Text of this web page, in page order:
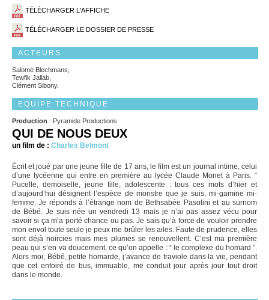
TÉLÉCHARGER L'AFFICHE
TÉLÉCHARGER LE DOSSIER DE PRESSE
ACTEURS
Salomé Blechmans,
Tewfik Jallab,
Clément Sibony.
EQUIPE TECHNIQUE
Production : Pyramide Productions
QUI DE NOUS DEUX
un film de : Charles Belmont
Écrit et joué par une jeune fille de 17 ans, le film est un journal intime, celui
d’une lycéenne qui entre en première au lycée Claude Monet à Paris. “
Pucelle, demoiselle, jeune fille, adolescente : tous ces mots d’hier et
d’aujourd’hui désignent l’espèce de monstre que je suis, mi-gamine mi-
femme. Je réponds à l’étrange nom de Bethsabée Pasolini et au surnom
de Bébé. Je suis née un vendredi 13 mais je n’ai pas assez vécu pour
savoir si ça m’a porté chance ou pas. Je sais qu’à force de vouloir prendre
mon envol toute seule je peux me brûler les ailes. Faute de prudence, elles
sont déjà noircies mais mes plumes se renouvellent. C’est ma première
peau qui s’en va doucement, ce qu’on appelle : “ le complexe du homard ”.
Alors moi, Bébé, petite homarde, j’avance de traviole dans la vie, pendant
que cet enfoiré de bus, immuable, me conduit jour après jour tout droit
dans le monde.